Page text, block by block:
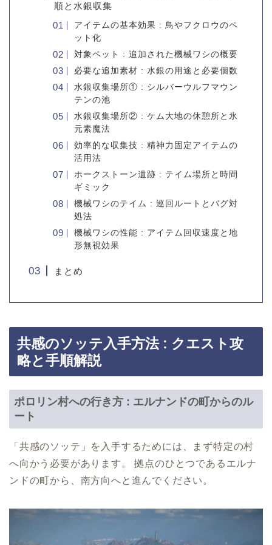
順と水銀収集
アイテムの基本効果 : 鳥やフクロウのペ
ット化
対象ペット : 追加された機械ワシの概要
必要な追加素材 : 水銀の用途と必要個数
水銀収集場所① : シルバーウルフマウン
テンの池
水銀収集場所② : ケム大地の休憩所と氷
元素魔法
効率的な収集技 : 精神力固定アイテムの
活用法
ホークストーン遺跡 : テイム場所と時間
ギミック
機械ワシのテイム : 巡回ルートとバグ対
処法
機械ワシの性能 : アイテム回収速度と地
形無視効果
まとめ
共感のソッテ入手方法 : クエスト攻
略と手順解説
ポロリン村への行き方 : エルナンドの町からのル
ート
「共感のソッテ」を入手するためには、まず特定の村
へ向かう必要があります。 拠点のひとつであるエルナ
ンドの町から、南方向へと進んでください。